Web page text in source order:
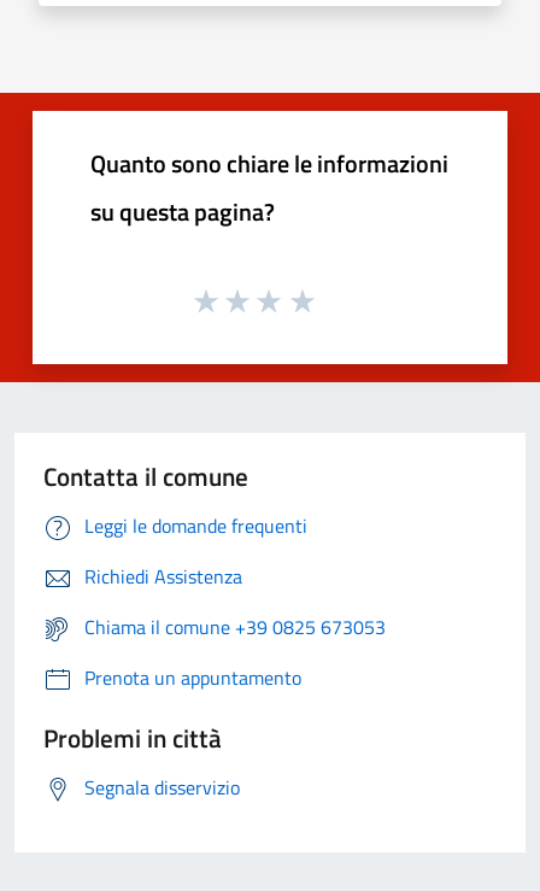
Quanto sono chiare le informazioni
su questa pagina?
Contatta il comune
Leggi le domande frequenti
Richiedi Assistenza
Chiama il comune +39 0825 673053
Prenota un appuntamento
Problemi in città
Segnala disservizio